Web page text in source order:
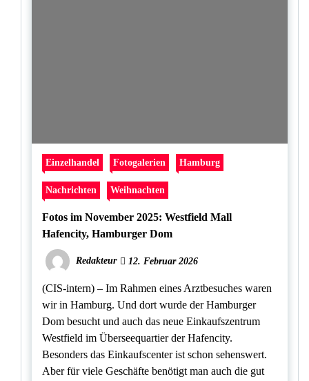
Einzelhandel Fotogalerien Hamburg
Nachrichten Weihnachten
Fotos im November 2025: Westfield Mall
Hafencity, Hamburger Dom
Redakteur 12. Februar 2026
(CIS-intern) – Im Rahmen eines Arztbesuches waren
wir in Hamburg. Und dort wurde der Hamburger
Dom besucht und auch das neue Einkaufszentrum
Westfield im Überseequartier der Hafencity.
Besonders das Einkaufscenter ist schon sehenswert.
Aber für viele Geschäfte benötigt man auch die gut